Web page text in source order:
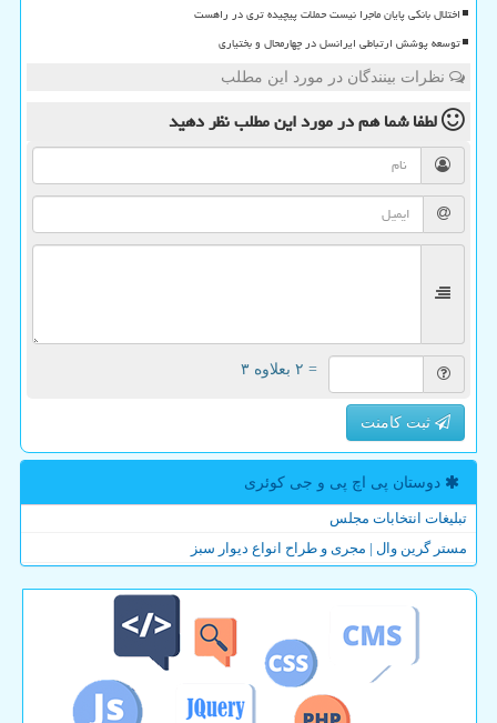
اختلال بانکی پایان ماجرا نیست حملات پیچیده تری در راهست
توسعه پوشش ارتباطی ایرانسل در چهارمحال و بختیاری
نظرات بینندگان در مورد این مطلب
لطفا شما همدر مورد این مطلبنظر دهید
= ۲ بعلاوه ۳
ثبت کامنت
دوستان پی اچ پی و جی كوئری
تبلیغات انتخابات مجلس
مستر گرین وال | مجری و طراح انواع دیوار سبز